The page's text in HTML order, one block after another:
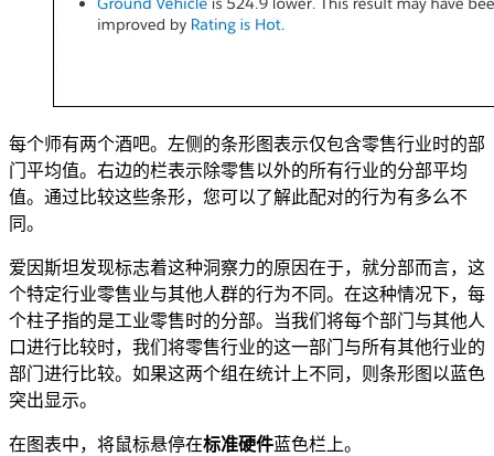
每个师有两个酒吧。左侧的条形图表示仅包含零售行业时的部
门平均值。右边的栏表示除零售以外的所有行业的分部平均
值。通过比较这些条形，您可以了解此配对的行为有多么不
同。
爱因斯坦发现标志着这种洞察力的原因在于，就分部而言，这
个特定行业零售业与其他人群的行为不同。在这种情况下，每
个柱子指的是工业零售时的分部。当我们将每个部门与其他人
口进行比较时，我们将零售行业的这一部门与所有其他行业的
部门进行比较。如果这两个组在统计上不同，则条形图以蓝色
突出显示。
在图表中，将鼠标悬停在标准硬件蓝色栏上。